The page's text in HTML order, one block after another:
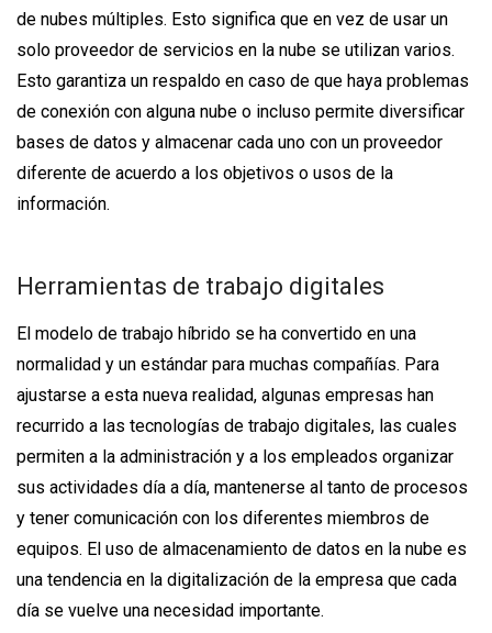
de nubes múltiples. Esto significa que en vez de usar un
solo proveedor de servicios en la nube se utilizan varios.
Esto garantiza un respaldo en caso de que haya problemas
de conexión con alguna nube o incluso permite diversificar
bases de datos y almacenar cada uno con un proveedor
diferente de acuerdo a los objetivos o usos de la
información.
Herramientas de trabajo digitales
El modelo de trabajo híbrido se ha convertido en una
normalidad y un estándar para muchas compañías. Para
ajustarse a esta nueva realidad, algunas empresas han
recurrido a las tecnologías de trabajo digitales, las cuales
permiten a la administración y a los empleados organizar
sus actividades día a día, mantenerse al tanto de procesos
y tener comunicación con los diferentes miembros de
equipos. El uso de almacenamiento de datos en la nube es
una tendencia en la digitalización de la empresa que cada
día se vuelve una necesidad importante.